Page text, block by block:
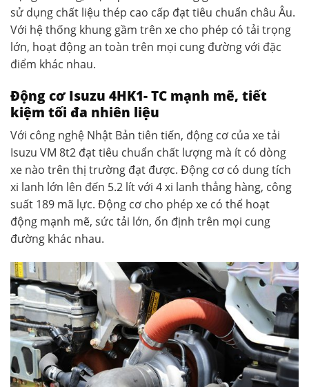
sử dụng chất liệu thép cao cấp đạt tiêu chuẩn châu Âu.
Với hệ thống khung gầm trên xe cho phép có tải trọng
lớn, hoạt động an toàn trên mọi cung đường với đặc
điểm khác nhau.
Động cơ Isuzu 4HK1- TC mạnh mẽ, tiết
kiệm tối đa nhiên liệu
Với công nghệ Nhật Bản tiên tiến, động cơ của xe tải
Isuzu VM 8t2 đạt tiêu chuẩn chất lượng mà ít có dòng
xe nào trên thị trường đạt được. Động cơ có dung tích
xi lanh lớn lên đến 5.2 lít với 4 xi lanh thẳng hàng, công
suất 189 mã lực. Động cơ cho phép xe có thể hoạt
động mạnh mẽ, sức tải lớn, ổn định trên mọi cung
đường khác nhau.